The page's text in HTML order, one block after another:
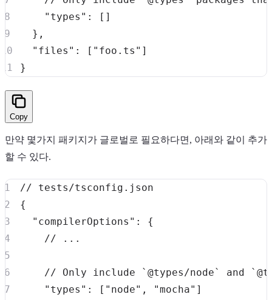
"types" : [ ]
} ,
"files" : [ "foo.ts" ]
}
Copy
만약 몇가지 패키지가 글로벌로 필요하다면, 아래와 같이 추가
할 수 있다.
// tests/tsconfig.json
{
"compilerOptions" :
{
// ...
// Only include `@types/node` and
"types" : [ "node" , "mocha" ]